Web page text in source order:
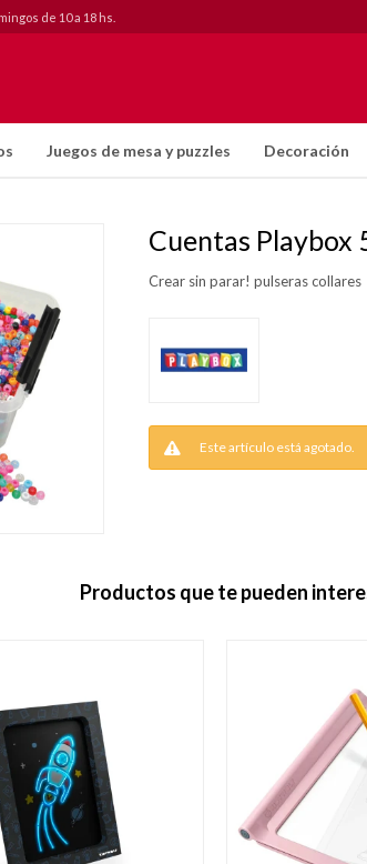
Juegos de mesa y puzzles Decoración
de 10 a 18 hs.
Cuentas Playbox
Crear sin parar! pulseras collares
Este artículo está agotado.
Productos que te pueden